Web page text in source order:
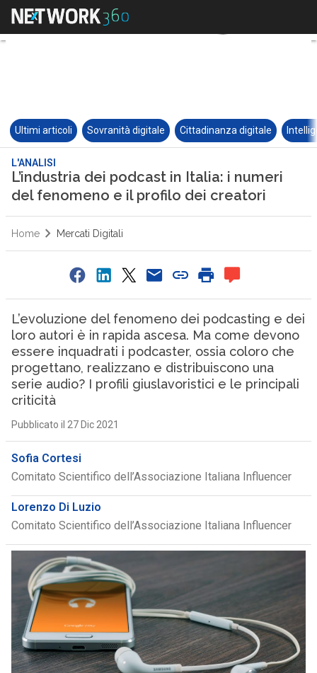
Ultimi articoli Sovranità digitale Cittadinanza digitale
L'ANALISI
L’industria dei podcast in Italia: i numeri
del fenomeno e il profilo dei creatori
Home Mercati Digitali
L’evoluzione del fenomeno dei podcasting e dei
loro autori è in rapida ascesa. Ma come devono
essere inquadrati i podcaster, ossia coloro che
progettano, realizzano e distribuiscono una
serie audio? I profili giuslavoristici e le principali
criticità
Pubblicato il 27 Dic 2021
Sofia Cortesi
Comitato Scientifico dell’Associazione Italiana Influencer
Lorenzo Di Luzio
Comitato Scientifico dell’Associazione Italiana Influencer